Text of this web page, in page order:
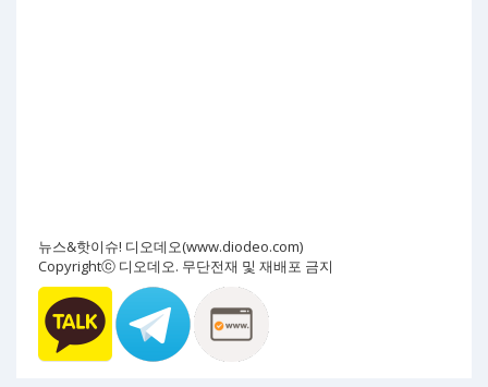
뉴스&핫이슈! 디오데오(www.diodeo.com)
Copyrightⓒ 디오데오. 무단전재 및 재배포 금지